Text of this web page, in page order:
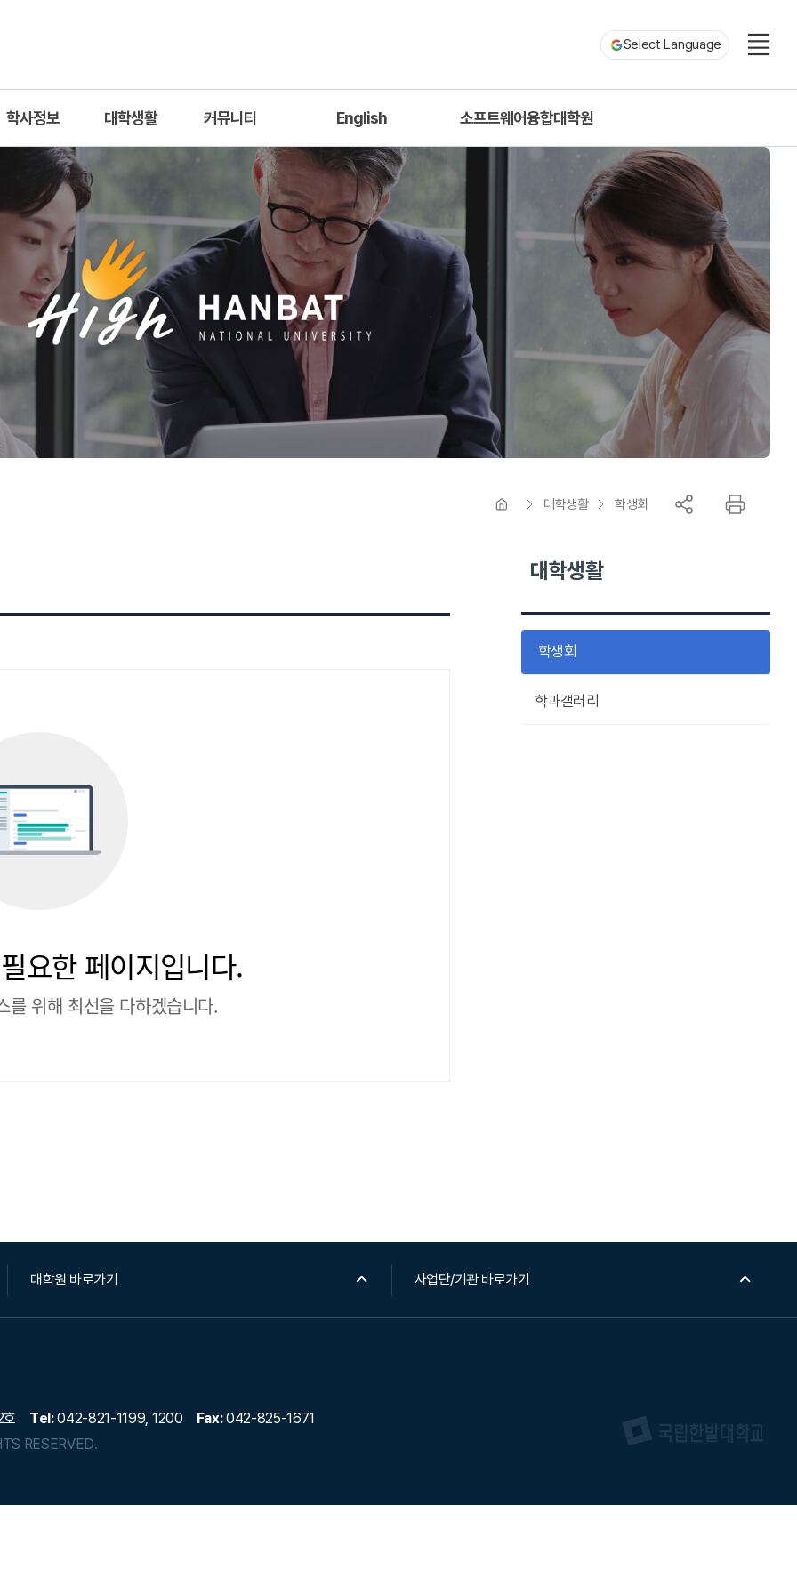
Select Language
학사정보
교과목안내
이수체계도
과장학지침
전공능력
대학생활
학과갤러리
커뮤니티
공지사항
자료실
채용정보
자유게시판
진로개발로드맵
English
Introduction
Academic Information
Professors
소프트웨어융합대학원
대학생활
학생회
학과갤러리
대학생활 학생회
요한 페이지입니다.
를 위해 최선을 다하겠습니다.
대학원 바로가기 사업단/기관 바로가기
Tel:042-821-1199, 1200 Fax:042-825-1671
RESERVED.